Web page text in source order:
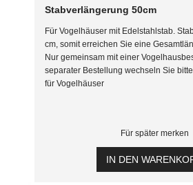
Stabverlängerung 50cm
Für Vogelhäuser mit Edelstahlstab.
cm, somit erreichen Sie eine
Nur gemeinsam mit einer
separater Bestellung wechseln Sie
für Vogelhäuser
Für später merken
IN DEN